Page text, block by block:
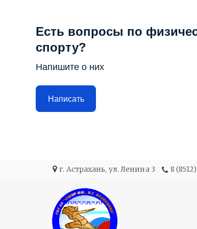
Есть вопросы по
спорту?
Напишите о них
Написать
г. Астрахань, ул. Ленина 3 8